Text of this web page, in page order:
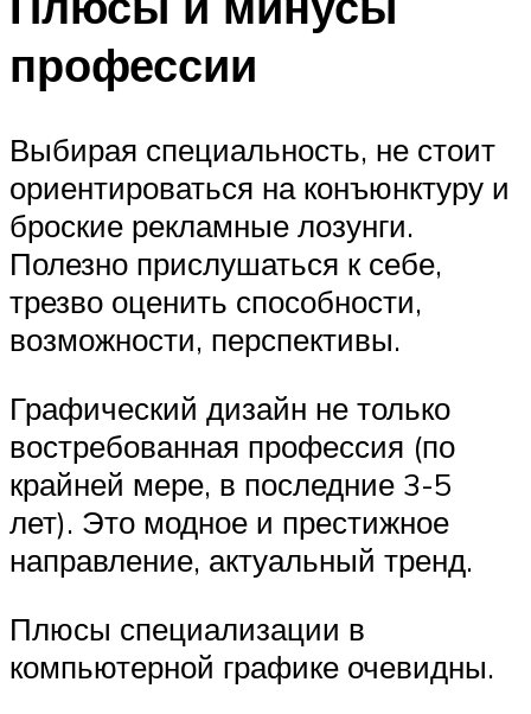
профессии
Выбирая специальность, не стоит
ориентироваться на конъюнктуру и
броские рекламные лозунги.
Полезно прислушаться к себе,
трезво оценить способности,
возможности, перспективы.
Графический дизайн не только
востребованная профессия (по
крайней мере, в последние 3-5
лет). Это модное и престижное
направление, актуальный тренд.
Плюсы специализации в
компьютерной графике очевидны.